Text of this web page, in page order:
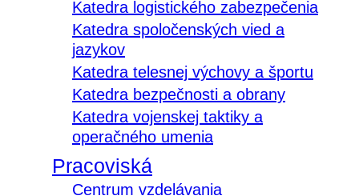
Katedra logistického zabezpečenia
Katedra spoločenských vied a
jazykov
Katedra telesnej výchovy a športu
Katedra bezpečnosti a obrany
Katedra vojenskej taktiky a
operačného umenia
Pracoviská
Centrum vzdelávania